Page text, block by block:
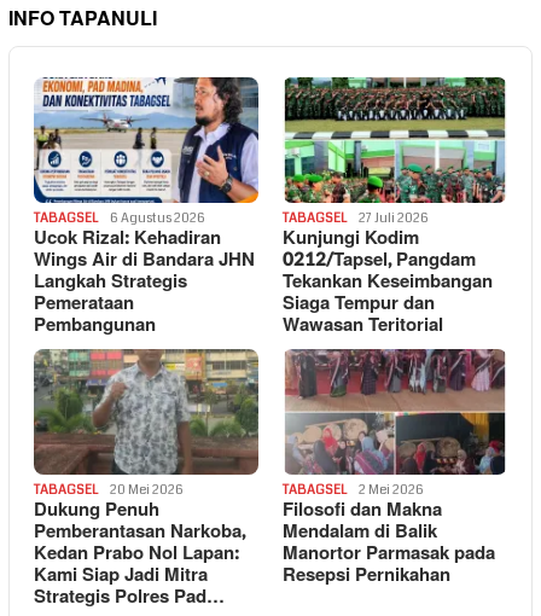
INFO TAPANULI
TABAGSEL 6 Agustus 2026
Ucok Rizal: Kehadiran
Wings Air di Bandara JHN
Langkah Strategis
Pemerataan
Pembangunan
TABAGSEL 27 Juli 2026
Kunjungi Kodim
0212/Tapsel, Pangdam
Tekankan Keseimbangan
Siaga Tempur dan
Wawasan Teritorial
TABAGSEL 20 Mei 2026
Dukung Penuh
Pemberantasan Narkoba,
Kedan Prabo Nol Lapan:
Kami Siap Jadi Mitra
Strategis Polres Pad…
TABAGSEL 2 Mei 2026
Filosofi dan Makna
Mendalam di Balik
Manortor Parmasak pada
Resepsi Pernikahan